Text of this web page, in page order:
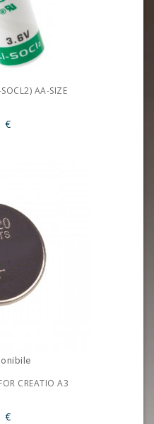
AA-SIZE
€
CREATIO A3
€